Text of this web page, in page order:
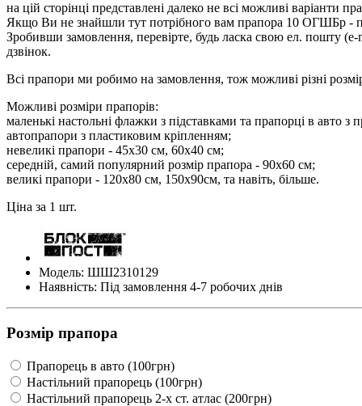
на цій сторінці представлені далеко не всі можливі варіанти
Якщо Ви не знайшли тут потрібного вам прапора 10 ОГШБр -
Зробивши замовлення, перевірте, будь ласка свою ел. пошту
дзвінок.
Всі прапори ми робимо на замовлення, тож можливі різні
Можливі розміри прапорів:
маленькі настольні флажки з підставками та прапорці в авто з
автопрапори з пластиковим кріпленням;
невеликі прапори - 45х30 см, 60х40 см;
середній, самий популярний розмір прапора - 90х60 см;
великі прапори - 120х80 см, 150х90см, та навіть, більше.
Ціна за 1 шт.
Модель: ШШ2310129
Наявність: Під замовлення 4-7 робочих днів
Розмір прапора
Прапорець в авто (100грн)
Настільний прапорець (100грн)
Настільний прапорець 2-х ст. атлас (200грн)